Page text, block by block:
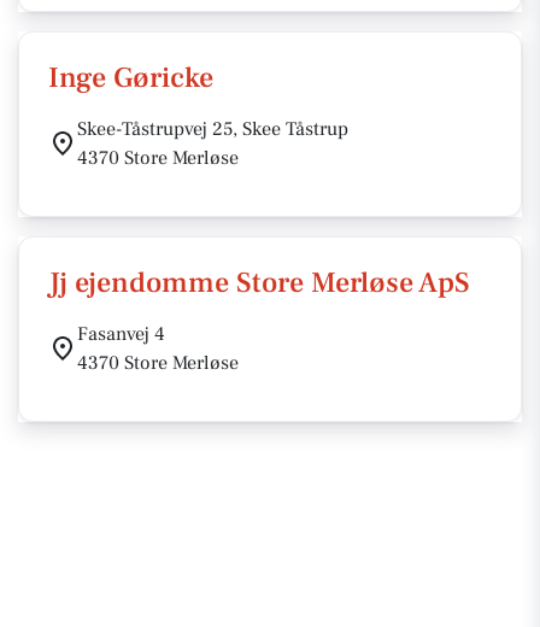
Inge Gøricke
Skee-Tåstrupvej 25, Skee Tåstrup
4370 Store Merløse
Jj ejendomme Store Merløse ApS
Fasanvej 4
4370 Store Merløse